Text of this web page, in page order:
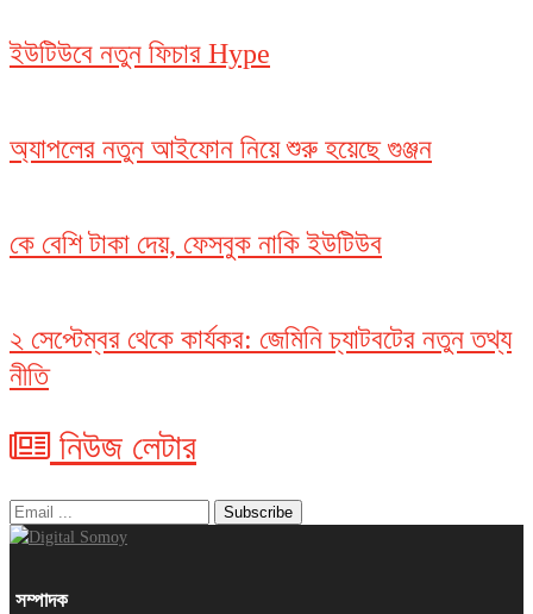
ইউটিউবে নতুন ফিচার Hype
অ্যাপলের নতুন আইফোন নিয়ে শুরু হয়েছে গুঞ্জন
কে বেশি টাকা দেয়, ফেসবুক নাকি ইউটিউব
২ সেপ্টেম্বর থেকে কার্যকর: জেমিনি চ্যাটবটের নতুন তথ্য
নীতি
নিউজ লেটার
সম্পাদক